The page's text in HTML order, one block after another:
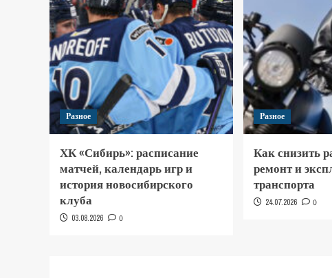
Разное
ХК «Сибирь»: расписание
матчей, календарь игр и
история новосибирского
клуба
03.08.2026 0
Разное
Как снизить
ремонт и
транспорта
24.07.2026 0